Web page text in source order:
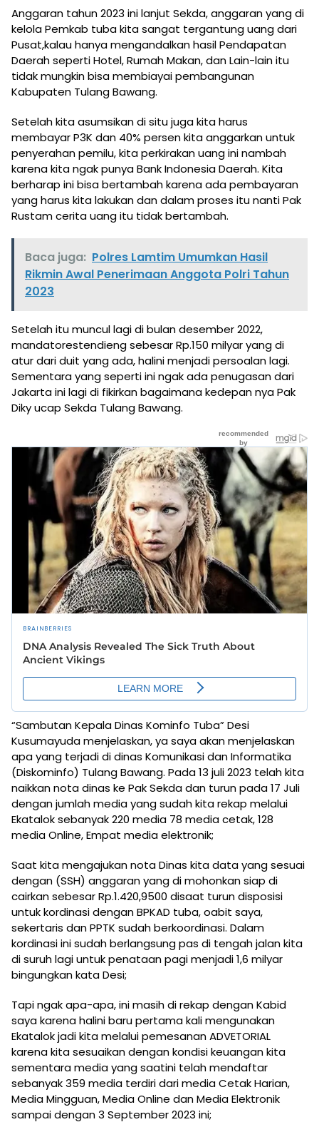
Anggaran tahun 2023 ini lanjut Sekda, anggaran yang di
kelola Pemkab tuba kita sangat tergantung uang dari
Pusat,kalau hanya mengandalkan hasil Pendapatan
Daerah seperti Hotel, Rumah Makan, dan Lain-lain itu
tidak mungkin bisa membiayai pembangunan
Kabupaten Tulang Bawang.
Setelah kita asumsikan di situ juga kita harus
membayar P3K dan 40% persen kita anggarkan untuk
penyerahan pemilu, kita perkirakan uang ini nambah
karena kita ngak punya Bank Indonesia Daerah. Kita
berharap ini bisa bertambah karena ada pembayaran
yang harus kita lakukan dan dalam proses itu nanti Pak
Rustam cerita uang itu tidak bertambah.
Baca juga: Polres Lamtim Umumkan Hasil
Rikmin Awal Penerimaan Anggota Polri Tahun
2023
Setelah itu muncul lagi di bulan desember 2022,
mandatorestendieng sebesar Rp.150 milyar yang di
atur dari duit yang ada, halini menjadi persoalan lagi.
Sementara yang seperti ini ngak ada penugasan dari
Jakarta ini lagi di fikirkan bagaimana kedepan nya Pak
Diky ucap Sekda Tulang Bawang.
“Sambutan Kepala Dinas Kominfo Tuba” Desi
Kusumayuda menjelaskan, ya saya akan menjelaskan
apa yang terjadi di dinas Komunikasi dan Informatika
(Diskominfo) Tulang Bawang. Pada 13 juli 2023 telah kita
naikkan nota dinas ke Pak Sekda dan turun pada 17 Juli
dengan jumlah media yang sudah kita rekap melalui
Ekatalok sebanyak 220 media 78 media cetak, 128
media Online, Empat media elektronik;
Saat kita mengajukan nota Dinas kita data yang sesuai
dengan (SSH) anggaran yang di mohonkan siap di
cairkan sebesar Rp.1.420,9500 disaat turun disposisi
untuk kordinasi dengan BPKAD tuba, oabit saya,
sekertaris dan PPTK sudah berkoordinasi. Dalam
kordinasi ini sudah berlangsung pas di tengah jalan kita
di suruh lagi untuk penataan pagi menjadi 1,6 milyar
bingungkan kata Desi;
Tapi ngak apa-apa, ini masih di rekap dengan Kabid
saya karena halini baru pertama kali mengunakan
Ekatalok jadi kita melalui pemesanan ADVETORIAL
karena kita sesuaikan dengan kondisi keuangan kita
sementara media yang saatini telah mendaftar
sebanyak 359 media terdiri dari media Cetak Harian,
Media Mingguan, Media Online dan Media Elektronik
sampai dengan 3 September 2023 ini;